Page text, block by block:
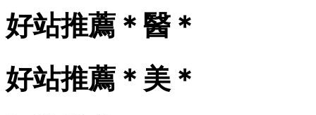
好站推薦＊醫＊
好站推薦＊美＊